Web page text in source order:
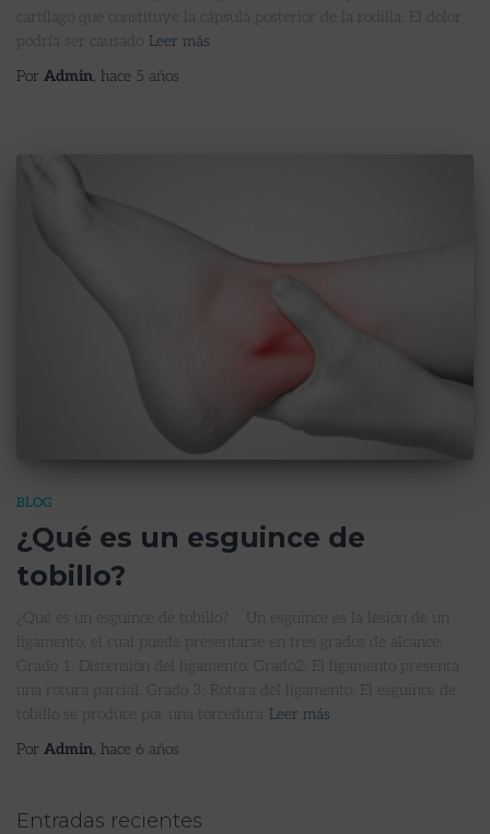
cartílago que constituye la cápsula posterior de la rodilla. El dolor
podría ser causado
Leer más
Por Admin, hace 5 años
BLOG
¿Qué es un esguince de
tobillo?
¿Qué es un esguince de tobillo? Un esguince es la lesión de un
ligamento, el cual puede presentarse en tres grados de alcance:
Grado 1: Distensión del ligamento. Grado2: El ligamento presenta
una rotura parcial. Grado 3: Rotura del ligamento. El esguince de
tobillo se produce por una torcedura Leer más
Por Admin, hace 6 años
Entradas recientes